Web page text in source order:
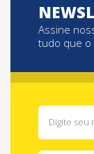
Assine
tudo que o